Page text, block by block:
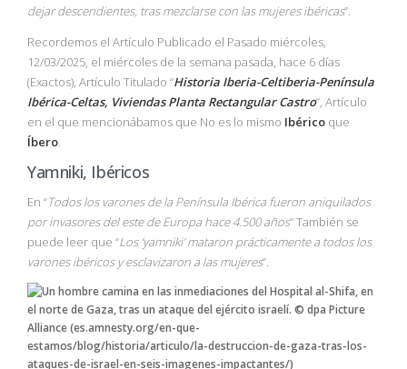
dejar descendientes, tras mezclarse con las mujeres ibéricas”.
Recordemos el Artículo Publicado el Pasado miércoles,
12/03/2025, el miércoles de la semana pasada, hace 6 días
(Exactos), Artículo Titulado “Historia Iberia-Celtiberia-Península
Ibérica-Celtas, Viviendas Planta Rectangular Castro”, Artículo
en el que mencionábamos que No es lo mismo Ibérico que
Íbero.
Yamniki, Ibéricos
En “Todos los varones de la Península Ibérica fueron aniquilados
por invasores del este de Europa hace 4.500 años” También se
puede leer que “Los ‘yamniki’ mataron prácticamente a todos los
varones ibéricos y esclavizaron a las mujeres”.